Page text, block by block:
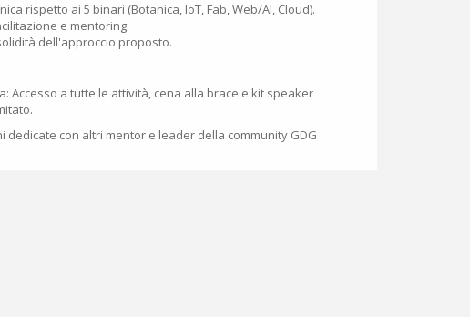
rispetto ai 5 binari (Botanica, IoT, Fab, Web/AI, Cloud).
e mentoring.
dell'approccio proposto.
Accesso a tutte le attività, cena alla brace e kit speaker
dedicate con altri mentor e leader della community GDG